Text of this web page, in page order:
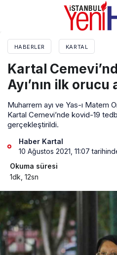
HABERLER KARTAL
Kartal
Ayı’nın ilk orucu
Muharrem ayı ve Yas-ı Matem
Kartal Cemevi’nde kovid-19
gerçekleştirildi.
Haber Kartal
10 Ağustos 2021, 11:07
Okuma süresi
1dk, 12sn